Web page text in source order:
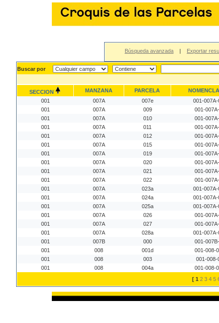
Búsqueda avanzada | Exportar
Buscar por
SECCION MANZANA PARCELA
001
007A 007e
001-007A-
001
007A 009
001-
001
007A 010
001-
001
007A 011
001-
001
007A 012
001-
001
007A 015
001-
001
007A 019
001-
001
007A 020
001-
001
007A 021
001-
001
007A 022
001-
001
007A 023a
001-007A-
001
007A 024a
001-007A-
001
007A 025a
001-007A-
001
007A 026
001-
001
007A 027
001-
001
007A 028a
001-007A-
001
007B 000
001-
001
008 001d
001-008-
001
008 003
001-008-
001
008 004a
001-008-
[ 1 2 3 4 5